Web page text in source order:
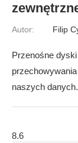
Autor: Filip
Przenośne
naszych
8.6